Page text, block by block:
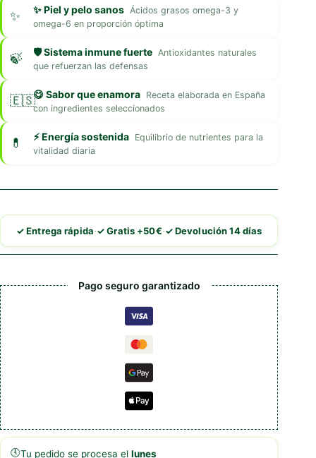
✨ Piel y pelo sanos Ácidos grasos omega-3 y
omega-6 en proporción óptima
🛡️ Sistema inmune fuerte Antioxidantes naturales
que refuerzan las defensas
😋 Sabor que enamora Receta elaborada en España
con ingredientes seleccionados
⚡ Energía sostenida Equilibrio de nutrientes para la
vitalidad diaria
✓ Entrega rápida·✓ Gratis +50€·✓ Devolución 14 días
Pago seguro garantizado
🕔Tu pedido se procesa el lunes